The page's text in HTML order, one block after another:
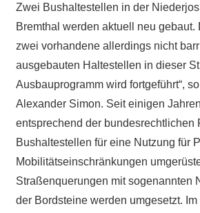
Zwei Bushaltestellen in der
Bremthal werden aktuell neu gebaut.
zwei vorhandene allerdings nicht
ausgebauten Haltestellen in dieser
Ausbauprogramm wird fortgeführt“,
Alexander Simon. Seit einigen
entsprechend der bundesrechtlichen
Bushaltestellen für eine Nutzung für
Mobilitätseinschränkungen
Straßenquerungen mit sogenannten
der Bordsteine werden umgesetzt.